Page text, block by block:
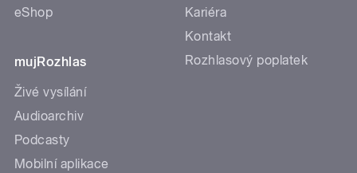
eShop
mujRozhlas
Živé vysílání
Audioarchiv
Podcasty
Mobilní aplikace
Kariéra
Kontakt
Rozhlasový poplatek